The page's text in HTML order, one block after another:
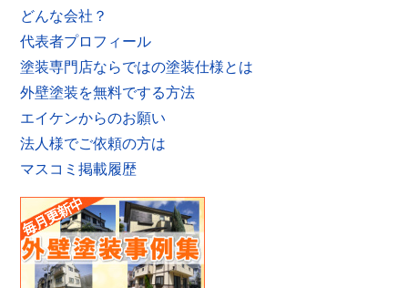
どんな会社？
代表者プロフィール
塗装専門店ならではの塗装仕様とは
外壁塗装を無料でする方法
エイケンからのお願い
法人様でご依頼の方は
マスコミ掲載履歴